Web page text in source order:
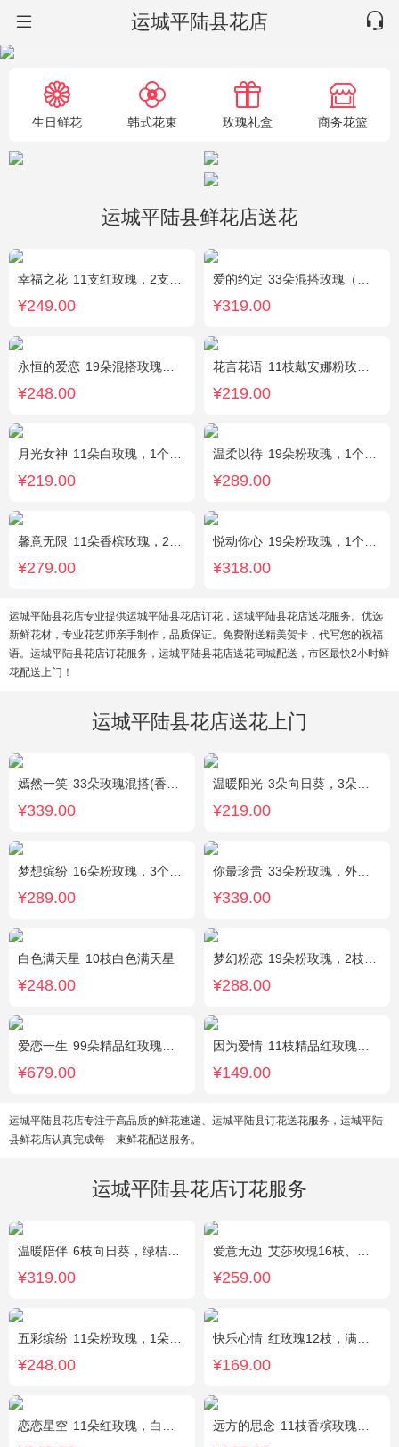
运城平陆县花店
生日鲜花 韩式花束 玫瑰礼盒 商务花篮
运城平陆县鲜花店送花
幸福之花 11支红玫瑰，2支多头白香水百合，配草
¥249.00
爱的约定 33朵混搭玫瑰（粉戴安娜，香槟玫瑰，红玫瑰），相思梅、绿叶搭配
¥319.00
永恒的爱恋 19朵混搭玫瑰（粉色、香槟色、白色），2个小熊，黄莺、满天星点缀
¥248.00
花言花语 11枝戴安娜粉玫瑰，2枝多头白百合，白色相思梅、栀子叶搭配
¥219.00
月光女神 11朵白玫瑰，1个蓝色绣球，桔梗搭配
¥219.00
温柔以待 19朵粉玫瑰，1个粉色绣球，1枝多头白百合，桔梗、满天星、绿叶搭配
¥289.00
馨意无限 11朵香槟玫瑰，2枝多头白色百合，白色洋桔梗、绿叶
¥279.00
悦动你心 19朵粉玫瑰，1个粉色绣球，2个白色乒乓菊，粉色桔梗、尤加利间插丰满
¥318.00
运城平陆县花店专业提供运城平陆县花店订花，运城平陆县花店送花服务。优选
新鲜花材，专业花艺师亲手制作，品质保证。免费附送精美贺卡，代写您的祝福
语。运城平陆县花店订花服务，运城平陆县花店送花同城配送，市区最快2小时鲜
花配送上门！
运城平陆县花店送花上门
嫣然一笑 33朵玫瑰混搭(香槟玫瑰+红玫瑰)，桔梗、配花、绿叶
¥339.00
温暖阳光 3朵向日葵，3朵香槟玫瑰，1枝多头白百合，配花、配草搭配
¥219.00
梦想缤纷 16朵粉玫瑰，3个白色乒乓菊，一个紫色绣球，紫色桔梗、绿叶搭配
¥289.00
你最珍贵 33朵粉玫瑰，外围满天星
¥339.00
白色满天星 10枝白色满天星
¥248.00
梦幻粉恋 19朵粉玫瑰，2枝白色香水百合、尤加利叶搭配
¥288.00
爱恋一生 99朵精品红玫瑰，搭配适量相思梅。
¥679.00
因为爱情 11枝精品红玫瑰，黄英丰满。
¥149.00
运城平陆县花店专注于高品质的鲜花速递、运城平陆县订花送花服务，运城平陆
县鲜花店认真完成每一束鲜花配送服务。
运城平陆县花店订花服务
温暖陪伴 6枝向日葵，绿桔梗丰满，栀子叶搭配
¥319.00
爱意无边 艾莎玫瑰16枝、白色洋桔梗5枝、尤加利10枝
¥259.00
五彩缤纷 11朵粉玫瑰，1朵粉绣球，白色乒乓菊，桔梗、绿叶搭配
¥248.00
快乐心情 红玫瑰12枝，满天星、绿叶丰满
¥169.00
恋恋星空 11朵红玫瑰，白色满天星丰满搭配，红豆点缀，一条灯带，搭配2只小熊 远方的思念 11枝香槟玫瑰单独包装，绿叶丰满。